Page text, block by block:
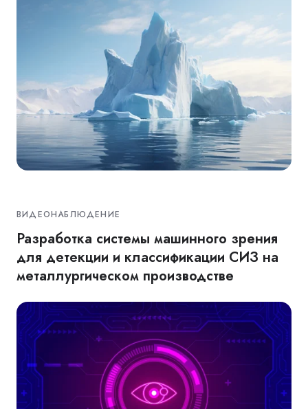
ВИДЕОНАБЛЮДЕНИЕ
Разработка системы машинного зрения
для детекции и классификации СИЗ на
металлургическом производстве